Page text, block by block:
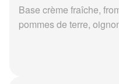
Base crème fraîche,
pommes de terre,